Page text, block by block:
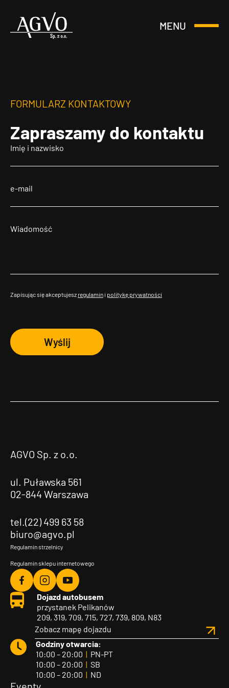
Header
MENU
Otwórz
FORMULARZ KONTAKTOWY
Zapraszamy do kontaktu
Zapisując się akceptujesz regulamin i politykę prywatności
Wyślij
AGVO Sp. z o.o.
ul. Puławska 561
02-844 Warszawa
tel.(22) 499 63 58
biuro@agvo.pl
Regulamin strzelnicy
Regulamin sklepu internetowego
Agvo
Facebook
Agvo
Instagram
Agvo
YouTube
Dojazd autobusem
przystanek Pelikanów
209, 319, 709, 715, 727, 739, 809, N83
Zobacz mapę dojazdu
Godziny otwarcia:
10:00 – 20:00 | PN-PT
10:00 – 20:00 | SB
10:00 – 20:00 | ND